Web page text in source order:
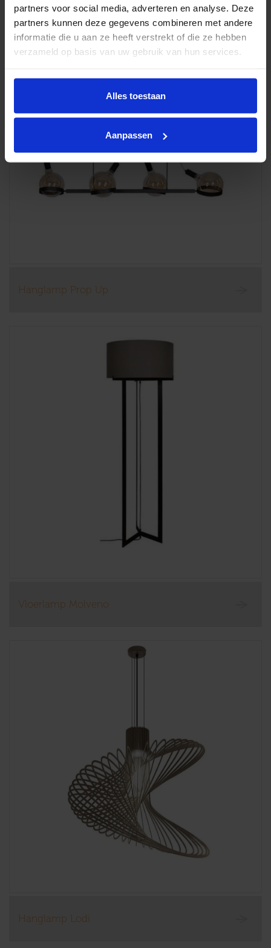
partners voor social media, adverteren en analyse. Deze
partners kunnen deze gegevens combineren met andere
informatie die u aan ze heeft verstrekt of die ze hebben
verzameld op basis van uw gebruik van hun services.
Alles toestaan
Aanpassen
Hanglamp Prop Up
Vloerlamp Molveno
Hanglamp Lodi